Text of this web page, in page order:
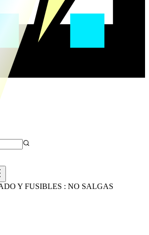
Y FUSIBLES : NO SALGAS